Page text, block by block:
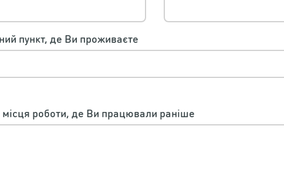
пункт, де Ви проживаєте
місця роботи, де Ви працювали раніше